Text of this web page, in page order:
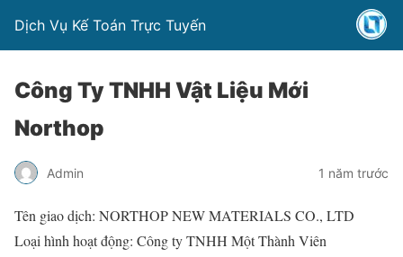
Dịch Vụ Kế Toán Trực Tuyến
Công Ty TNHH Vật Liệu Mới
Northop
Admin 1 năm trước
Tên giao dịch: NORTHOP NEW MATERIALS CO., LTD
Loại hình hoạt động: Công ty TNHH Một Thành Viên